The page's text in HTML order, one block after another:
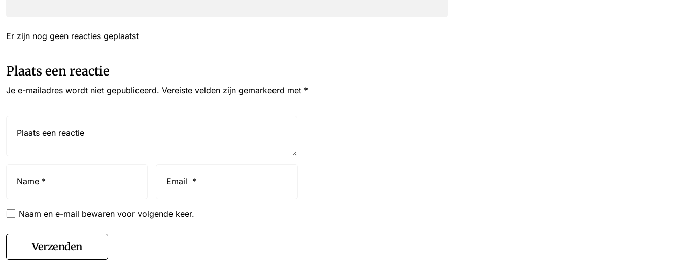
Er zijn nog geen reacties geplaatst
Plaats een reactie
Je e-mailadres wordt niet gepubliceerd. Vereiste velden zijn gemarkeerd met *
Naam en e-mail bewaren voor volgende keer.
Verzenden